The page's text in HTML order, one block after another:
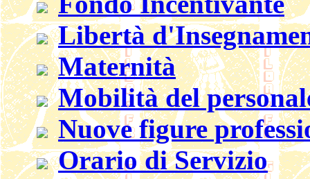
Libertà
Maternità
Mobilità del
Nuove figure
Orario di Servizio